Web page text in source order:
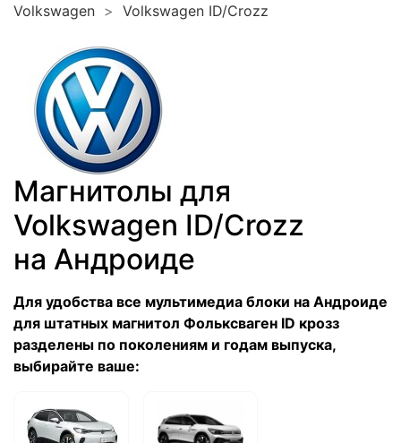
Volkswagen
Volkswagen ID/Crozz
Магнитолы для
Volkswagen ID/Crozz
на Андроиде
Для удобства все мультимедиа блоки на Андроиде
для штатных магнитол Фольксваген ID крозз
разделены по поколениям и годам выпуска,
выбирайте ваше: